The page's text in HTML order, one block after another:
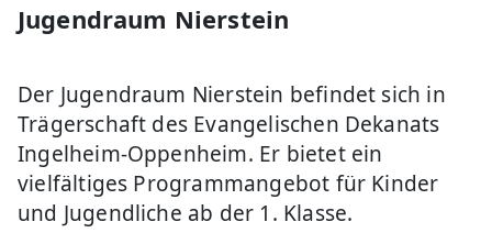
Jugendraum Nierstein
Der Jugendraum Nierstein befindet sich in
Trägerschaft des Evangelischen Dekanats
Ingelheim-Oppenheim. Er bietet ein
vielfältiges Programmangebot für Kinder
und Jugendliche ab der 1. Klasse.